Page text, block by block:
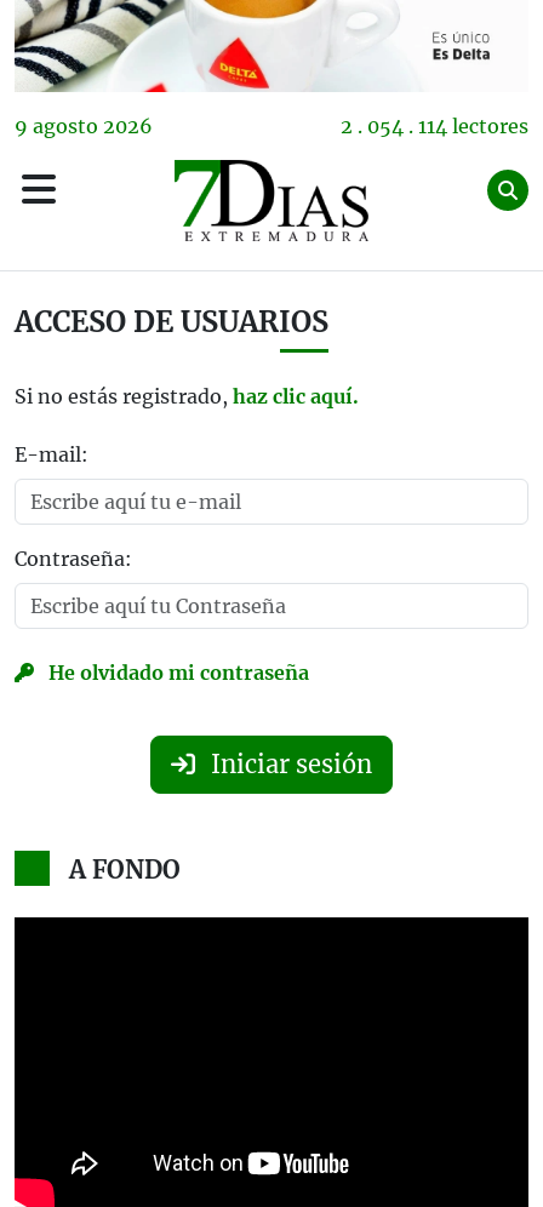
9 agosto 2026 2 . 054 . 114 lectores
ACCESO DE USUARIOS
Si no estás registrado, haz clic aquí.
E-mail:
Contraseña:
He olvidado mi contraseña
Iniciar sesión
A FONDO